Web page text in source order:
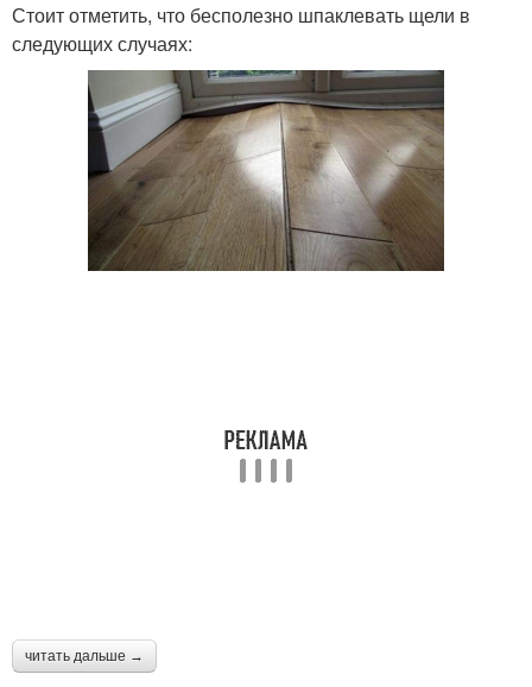
Стоит отметить, что бесполезно шпаклевать щели в
следующих случаях:
читать дальше →